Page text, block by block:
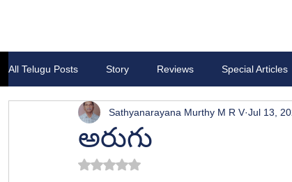
All Telugu Posts Story Reviews Special Articles
అరుగు
Sathyanarayana Murthy M R V Jul 13,
Rated NaN out of 5 stars.